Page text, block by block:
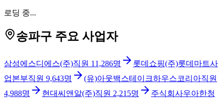
로딩 중...
송파구 주요 사업자
삼성에스디에스(주)직원 11,286명
롯데쇼핑(주)롯데마트사
업본부직원 9,643명 (유)아웃백스테이크하우스코리아직원
4,988명 현대씨앤알(주)직원 2,215명
주식회사우아한청